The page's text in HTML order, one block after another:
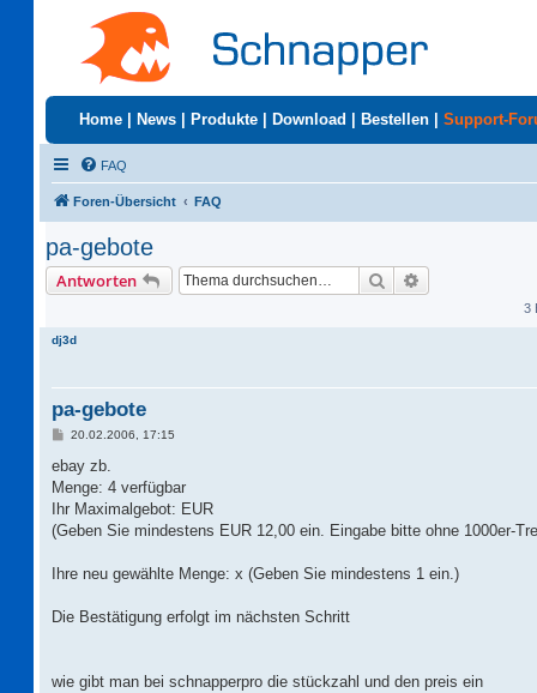
Home News Produkte Download Bestellen Support-
FAQ
Foren-Übersicht FAQ
pa-gebote
Antworten Suche
3
dj3d
pa-gebote
B
i
r
a
20.02.2006, 17:15
ebay zb.
Menge: 4 verfügbar
Ihr Maximalgebot: EUR
(Geben Sie mindestens EUR 12,00 ein. Eingabe bitte ohne 1000er-
Ihre neu gewählte Menge: x (Geben Sie mindestens 1 ein.)
Die Bestätigung erfolgt im nächsten Schritt
wie gibt man bei schnapperpro die stückzahl und den preis ein